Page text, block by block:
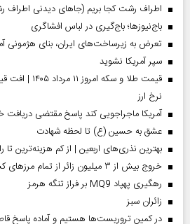
اطراف رشت کجا بریم (جاهای دیدنی اطراف
باج‌نیوزها؛ باج‌گیری در لباس افشاگری
تعرض به زیرساخت‌های ایران، بنای هژمونی
سپر آمریکا نشوید
قیمت طلا و
نرخ ارز
آمریکا ماجراجویی کند پاسخ مقتضی دریافت
عشق به حسین (ع) تا لحظه شهادت
بهترین نذری‌های اربعین | از کم هزینه‌ترین
خروج بیش از ۳ میلیون زائر از تمام مرز‌های کشور
رهگیری پهپاد MQ9 بر فراز تنگه هرمز
‌زائران سبز
در کمین تروریست‌ها هستیم و آماده پاسخ